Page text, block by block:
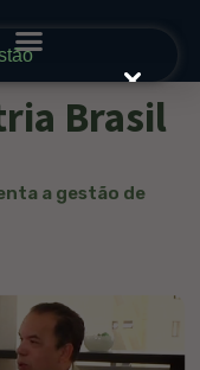
Brasil
a gestão de